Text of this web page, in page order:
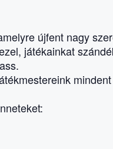
újfent nagy
játékainkat